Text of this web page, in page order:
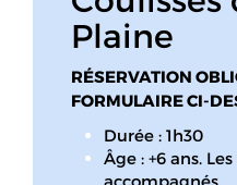
Plaine
RÉSERVATION
FORMULAIRE CI-
Durée : 1h30
Âge : +6 ans.